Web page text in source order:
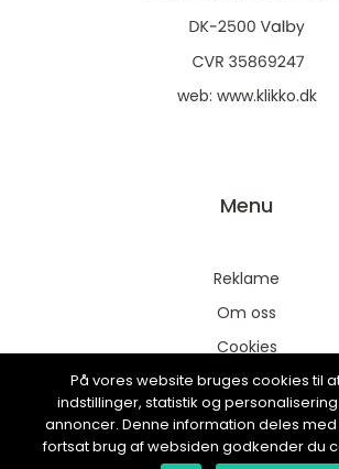
web: www.klikko.dk
Menu
Reklame
Om oss
Cookies
Kontakt Oss
Sitemap
På vores website bruges cookies til
indstillinger, statistik og
annoncer. Denne information deles
fortsat brug af websiden godkender du